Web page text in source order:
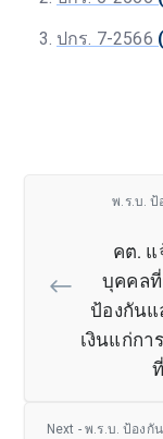
ปกร. 7-2566
พ.ร.บ. ป้
คต. แ
บุคคล
ป้องกัน
เงินแก่กา
Next - พ.ร.บ. ป้อง